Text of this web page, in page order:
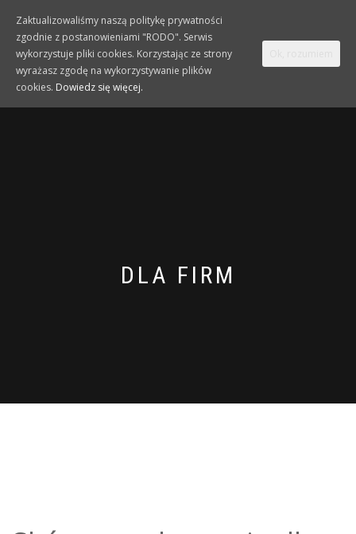
TOGGLE
DLA FIRM
Zaktualizowaliśmy naszą politykę prywatności
zgodnie z postanowieniami "RODO". Serwis
wykorzystuje pliki cookies. Korzystając ze strony
wyrażasz zgodę na wykorzystywanie plików
cookies. Dowiedz się więcej.